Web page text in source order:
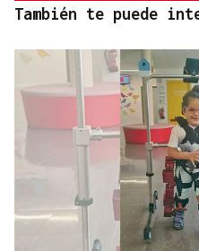
También te puede